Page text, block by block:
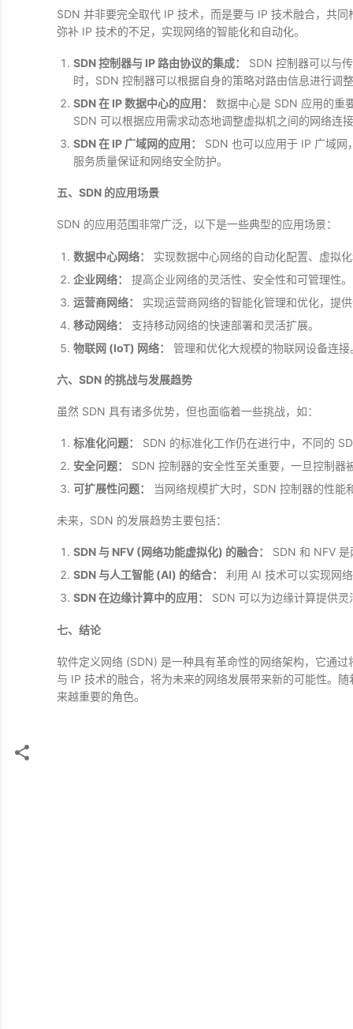
SDN 并非要完全取代 IP 技术，而是要与 IP 技术融合，共
弥补 IP 技术的不足，实现网络的智能化和自动化。
SDN 控制器与 IP 路由协议的集成：
SDN 控制器可以与
时，SDN 控制器可以根据自身的策略对路由信息进行调
SDN 在 IP 数据中心的应用：
数据中心是 SDN 应用的重
SDN 可以根据应用需求动态地调整虚拟机之间的网络连
SDN 在 IP 广域网的应用：
SDN 也可以应用于 IP 广域
服务质量保证和网络安全防护。
五、SDN 的应用场景
SDN 的应用范围非常广泛，以下是一些典型的应用场景：
数据中心网络：
实现数据中心网络的自动化配置、虚拟
企业网络：
提高企业网络的灵活性、安全性和可管理性。
运营商网络：
实现运营商网络的智能化管理和优化，提
移动网络：
支持移动网络的快速部署和灵活扩展。
物联网 (IoT) 网络：
管理和优化大规模的物联网设备连接
六、SDN 的挑战与发展趋势
虽然 SDN 具有诸多优势，但也面临着一些挑战，如：
标准化问题：
SDN 的标准化工作仍在进行中，不同的
安全问题：
SDN 控制器的安全性至关重要，一旦控制器
可扩展性问题：
当网络规模扩大时，SDN 控制器的性能
未来，SDN 的发展趋势主要包括：
SDN 与 NFV (网络功能虚拟化) 的融合：
SDN 和 NFV
SDN 与人工智能 (AI) 的结合：
利用 AI 技术可以实现网
SDN 在边缘计算中的应用：
SDN 可以为边缘计算提供
七、结论
软件定义网络 (SDN) 是一种具有革命性的网络架构，它通
与 IP 技术的融合，将为未来的网络发展带来新的可能性。
来越重要的角色。